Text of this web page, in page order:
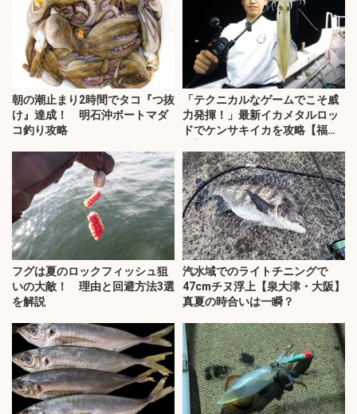
朝の潮止まり2時間でタコ『つ抜
け』達成！ 明石沖ボートマダ
コ釣り攻略
「テクニカルなゲームでこそ威
力発揮！」最新イカメタルロッ
ドでケンサキイカを攻略【福
フグは夏のロックフィッシュ狙
いの大敵！ 理由と回避方法3選
を解説
汽水域でのライトチニングで
47cmチヌ浮上【泉大津・大阪】
真夏の時合いは一瞬？